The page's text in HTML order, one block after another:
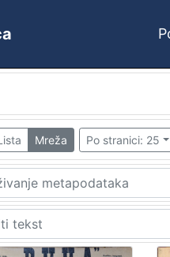
Mreža Po stranici: 25